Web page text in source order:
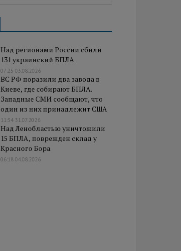
Над регионами России сбили
131 украинский БПЛА
07:25 03.08.2026
ВС РФ поразили два завода в
Киеве, где собирают БПЛА.
Западные СМИ сообщают, что
один из них принадлежит США
11:34 31.07.2026
Над Ленобластью уничтожили
15 БПЛА, поврежден склад у
Красного Бора
06:18 04.08.2026